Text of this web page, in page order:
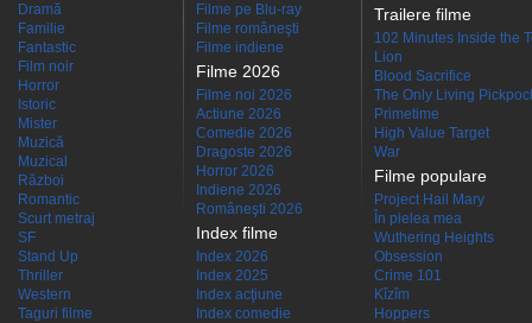
Dramă
Familie
Fantastic
Film noir
Horror
Istoric
Mister
Muzică
Muzical
Război
Romantic
Scurt metraj
SF
Stand Up
Thriller
Western
Taguri filme
Filme pe Blu-ray
Filme româneşti
Filme indiene
Filme 2026
Filme noi 2026
Actiune 2026
Comedie 2026
Dragoste 2026
Horror 2026
Indiene 2026
Româneşti 2026
Index filme
Index 2026
Index 2025
Index acţiune
Index comedie
Trailere filme
102 Minutes Inside the
Lion
Blood Sacrifice
The Only Living
Primetime
High Value Target
War
Filme populare
Project Hail Mary
În pielea mea
Wuthering Heights
Obsession
Crime 101
Kîzîm
Hoppers